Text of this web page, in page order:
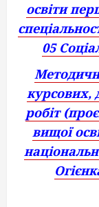
освіти
05
курсових,
робіт
вищої